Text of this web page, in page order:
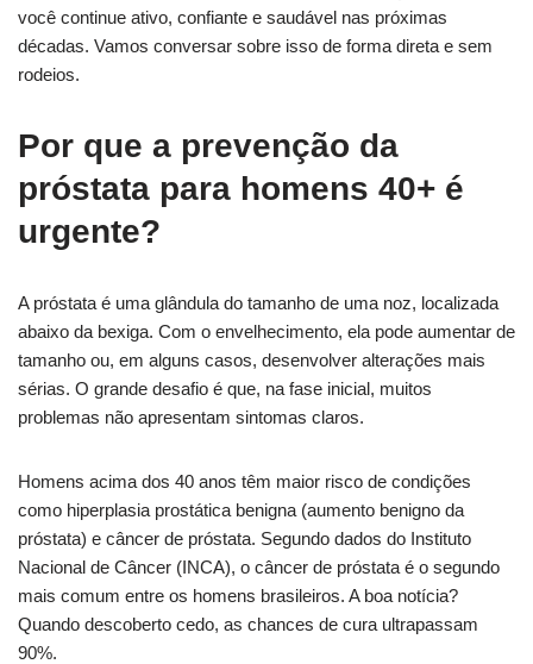
você continue ativo, confiante e saudável nas próximas
décadas. Vamos conversar sobre isso de forma direta e sem
rodeios.
Por que a prevenção da
próstata para homens 40+ é
urgente?
A próstata é uma glândula do tamanho de uma noz, localizada
abaixo da bexiga. Com o envelhecimento, ela pode aumentar de
tamanho ou, em alguns casos, desenvolver alterações mais
sérias. O grande desafio é que, na fase inicial, muitos
problemas não apresentam sintomas claros.
Homens acima dos 40 anos têm maior risco de condições
como hiperplasia prostática benigna (aumento benigno da
próstata) e câncer de próstata. Segundo dados do Instituto
Nacional de Câncer (INCA), o câncer de próstata é o segundo
mais comum entre os homens brasileiros. A boa notícia?
Quando descoberto cedo, as chances de cura ultrapassam
90%.